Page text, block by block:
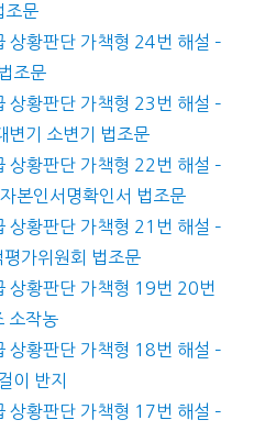
조문
상황판단 가책형 24번 해설 –
조문
상황판단 가책형 23번 해설 –
변기 소변기 법조문
상황판단 가책형 22번 해설 –
본인서명확인서 법조문
상황판단 가책형 21번 해설 –
가위원회 법조문
상황판단 가책형 19번 20번
소작농
상황판단 가책형 18번 해설 –
이 반지
상황판단 가책형 17번 해설 –